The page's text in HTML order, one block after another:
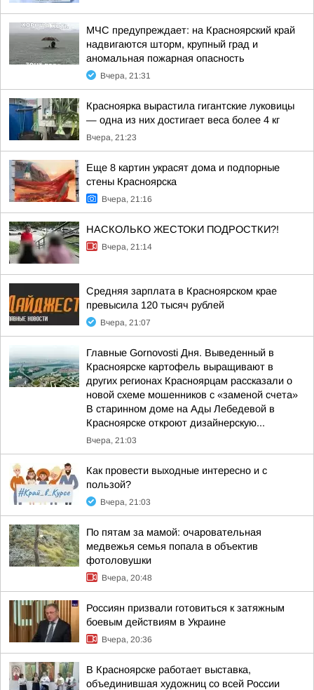
МЧС предупреждает: на Красноярский край
надвигаются шторм, крупный град и
аномальная пожарная опасность
Вчера, 21:31
Красноярка вырастила гигантские луковицы
— одна из них достигает веса более 4 кг
Вчера, 21:23
Еще 8 картин украсят дома и подпорные
стены Красноярска
Вчера, 21:16
НАСКОЛЬКО ЖЕСТОКИ ПОДРОСТКИ?!
Вчера, 21:14
Средняя зарплата в Красноярском крае
превысила 120 тысяч рублей
Вчера, 21:07
Главные Gornovosti Дня. Выведенный в
Красноярске картофель выращивают в
других регионах Красноярцам рассказали о
новой схеме мошенников с «заменой счета»
В старинном доме на Ады Лебедевой в
Красноярске откроют дизайнерскую...
Вчера, 21:03
Как провести выходные интересно и с
пользой?
Вчера, 21:03
По пятам за мамой: очаровательная
медвежья семья попала в объектив
фотоловушки
Вчера, 20:48
Россиян призвали готовиться к затяжным
боевым действиям в Украине
Вчера, 20:36
В Красноярске работает выставка,
объединившая художниц со всей России